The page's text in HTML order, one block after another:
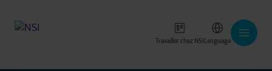
Travailler chez NSILanguage